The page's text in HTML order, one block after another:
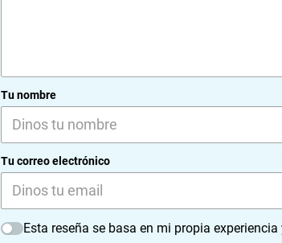
Tu nombre
Tu correo electrónico
Esta reseña se basa en mi propia